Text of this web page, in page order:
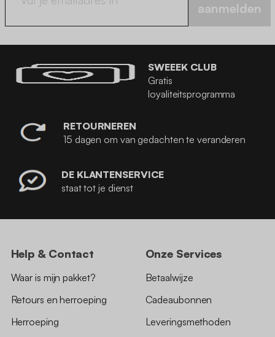
aanmelden
SWEEEK CLUB
Gratis
loyaliteitsprogramma
RETOURNEREN
15 dagen om van gedachten te veranderen
DE KLANTENSERVICE
staat tot je dienst
Help & Contact
Waar is mijn pakket?
Retours en herroeping
Herroeping
Onze Services
Betaalwijze
Cadeaubonnen
Leveringsmethoden